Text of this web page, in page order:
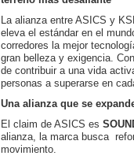
La alianza entre ASICS y
eleva el estándar en el
corredores la mejor
gran belleza y exigencia.
de contribuir a una vida
personas a superarse en
Una alianza que se
El claim de ASICS es
alianza, la marca busca
movimiento.